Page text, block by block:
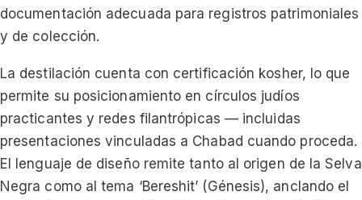
documentación adecuada para registros patrimoniales
y de colección.
La destilación cuenta con certificación kosher, lo que
permite su posicionamiento en círculos judíos
practicantes y redes filantrópicas — incluidas
presentaciones vinculadas a Chabad cuando proceda.
El lenguaje de diseño remite tanto al origen de la Selva
Negra como al tema ‘Bereshit’ (Génesis), anclando el